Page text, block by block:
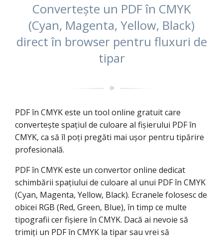
Convertește un PDF în CMYK
(Cyan, Magenta, Yellow, Black)
direct în browser pentru fluxuri de
tipar
✧
PDF în CMYK este un tool online gratuit care
convertește spațiul de culoare al fișierului PDF în
CMYK, ca să îl poți pregăti mai ușor pentru tipărire
profesională.
PDF în CMYK este un convertor online dedicat
schimbării spațiului de culoare al unui PDF în CMYK
(Cyan, Magenta, Yellow, Black). Ecranele folosesc de
obicei RGB (Red, Green, Blue), în timp ce multe
tipografii cer fișiere în CMYK. Dacă ai nevoie să
trimiți un PDF în CMYK la tipar sau vrei să